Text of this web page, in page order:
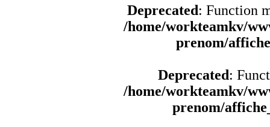
Deprecated: Function
/home/workteamkv/
prenom/
Deprecated:
/home/workteamkv/
prenom/